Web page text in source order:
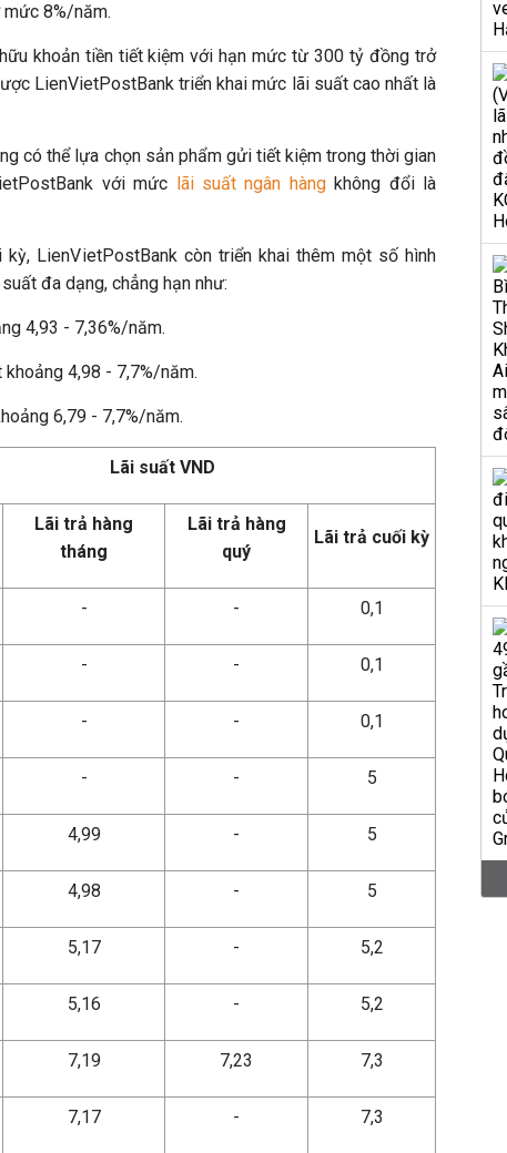
8%/năm.
khoản tiền tiết kiệm với hạn mức từ 300 tỷ đồng trở
LienVietPostBank triển khai mức lãi suất cao nhất là
có thể lựa chọn sản phẩm gửi tiết kiệm trong thời gian
với mức lãi suất ngân hàng không đổi là
LienVietPostBank còn triển khai thêm một số hình
đa dạng, chẳng hạn như:
4,93 - 7,36%/năm.
4,98 - 7,7%/năm.
6,79 - 7,7%/năm.
Lãi suất VND
Lãi trả hàng
tháng
Lãi trả hàng
quý
Lãi trả cuối kỳ
- - 0,1
- - 0,1
- - 0,1
- - 5
4,99 - 5
4,98 - 5
5,17 - 5,2
5,16 - 5,2
7,19 7,23 7,3
7,17 - 7,3